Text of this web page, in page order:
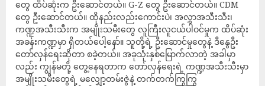
တွေ ထိပ်ဆုံးက ဦးဆောင်တယ်။ G-Z တွေ ဦးဆောင်တယ်။ CDM
တွေ ဦးဆောင်တယ်။ ထိုနည်းလည်းကောင်းပဲ၊ အလွှာအသီးသီး၊
ကဏ္ဍအသီးသီးက အမျိုးသမီးတွေ လူကြီးလူငယ်ပါဝင်မှုက ထိပ်ဆုံး
အခန်းကဏ္ဍမှာ ရှိတယ်ပေါ့နော်။ သူတို့ရဲ့ ဦးဆောင်မှုတွေနဲ့ ဒီနွေဦး
တော်လှန်ရေးဆိုတာ စခဲ့တယ်။ အခုသုံးနှစ်မြောက်လာတဲ့ အခါမှာ
လည်း ကျွန်မတို့ တွေ့နေရတာက တော်လှန်ရေးရဲ့ ကဏ္ဍအသီးသီးမှာ
အမျိုးသမီးတွေရဲ့ မလျှော့တမ်းဇွဲနဲ့ တက်တက်ကြွကြွ